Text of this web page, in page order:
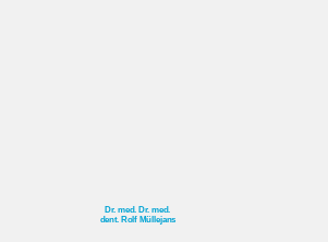
Dr. med. Dr. med.
dent. Rolf Müllejans